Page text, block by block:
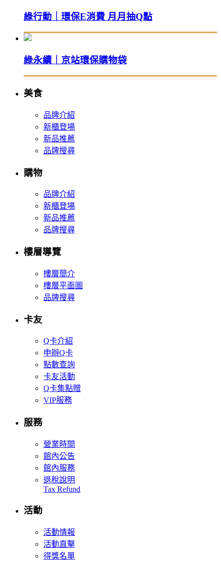
綠行動｜環保E消費 月月抽Q點
綠永續｜京站環保購物袋
美食
品牌介紹
新櫃登場
新品推薦
品牌搜尋
購物
品牌介紹
新櫃登場
新品推薦
品牌搜尋
樓層導覽
樓層簡介
樓層平面圖
品牌搜尋
卡友
Q卡介紹
申辦Q卡
點數查詢
卡友活動
Q卡集點贈
VIP服務
服務
營業時間
館內公告
館內服務
退稅說明
Tax Refund
活動
活動情報
活動直擊
得獎名單